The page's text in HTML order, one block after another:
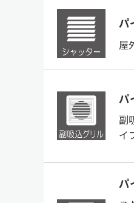
パ
屋
パ
副
イ
パ